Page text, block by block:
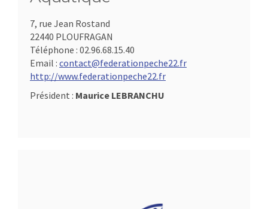
7, rue Jean Rostand
22440 PLOUFRAGAN
Téléphone : 02.96.68.15.40
Email : contact@federationpeche22.fr
http://www.federationpeche22.fr
Président : Maurice LEBRANCHU